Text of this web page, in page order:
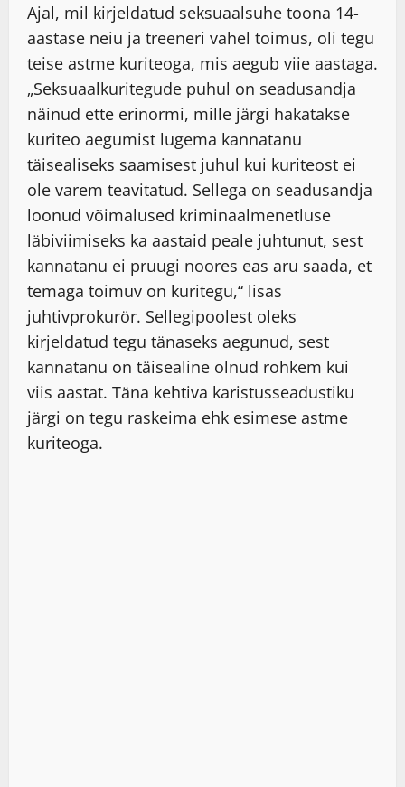
Ajal, mil kirjeldatud seksuaalsuhe toona 14-
aastase neiu ja treeneri vahel toimus, oli tegu
teise astme kuriteoga, mis aegub viie aastaga.
„Seksuaalkuritegude puhul on seadusandja
näinud ette erinormi, mille järgi hakatakse
kuriteo aegumist lugema kannatanu
täisealiseks saamisest juhul kui kuriteost ei
ole varem teavitatud. Sellega on seadusandja
loonud võimalused kriminaalmenetluse
läbiviimiseks ka aastaid peale juhtunut, sest
kannatanu ei pruugi noores eas aru saada, et
temaga toimuv on kuritegu,“ lisas
juhtivprokurör. Sellegipoolest oleks
kirjeldatud tegu tänaseks aegunud, sest
kannatanu on täisealine olnud rohkem kui
viis aastat. Täna kehtiva karistusseadustiku
järgi on tegu raskeima ehk esimese astme
kuriteoga.